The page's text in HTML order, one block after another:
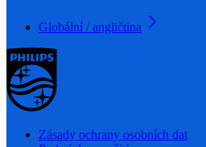
Globální / angličtina
Zásady ochrany osobních dat